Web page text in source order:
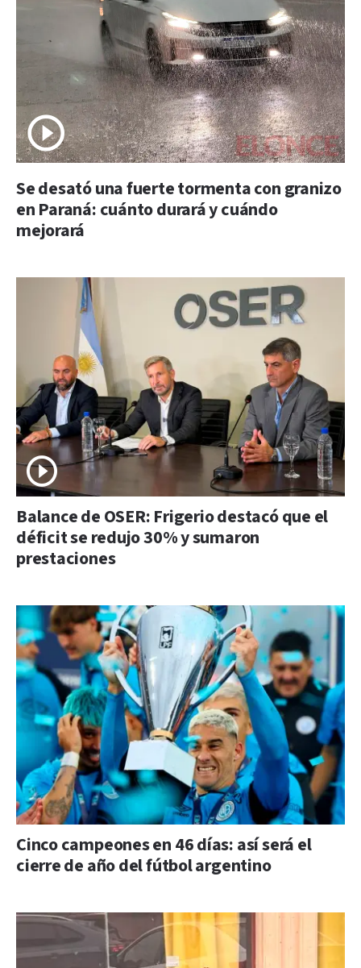
Se desató una fuerte tormenta con granizo
en Paraná: cuánto durará y cuándo
mejorará
Balance de OSER: Frigerio destacó que el
déficit se redujo 30% y sumaron
prestaciones
Cinco campeones en 46 días: así será el
cierre de año del fútbol argentino